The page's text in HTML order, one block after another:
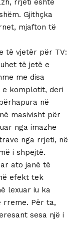
rrjeti është
Gjithçka
mjafton të
të vjetër për TV:
të jetë e
me disa
komplotit, deri
në
masivisht për
nga imazhe
nga rrjeti, në
i shpejtë.
ato janë të
efekt tek
lexuar iu ka
rreme. Për ta,
sesa një i